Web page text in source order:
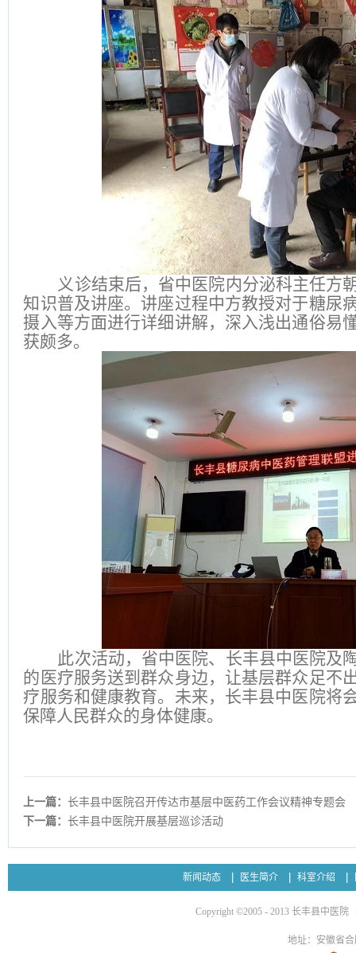
义诊结束后，省中医院内分泌科主任方
知识普及讲座。讲座过程中方教授对于糖尿
摄入等方面进行详细讲解，深入浅出通俗易
获颇多。
此次活动，省中医院、长丰县中医院及
的医疗服务送到群众身边，让基层群众足不
疗服务和健康教育。未来，长丰县中医院将
保障人民群众的身体健康。
上一篇：长丰县中医院召开传达市基层中医药工作会议精神专题会
下一篇：长丰县中医院开展基层巡诊活动
新闻动态 医生简介 科室介绍
Copyright ©2005 - 2013 长丰县中医院
地址：安徽省